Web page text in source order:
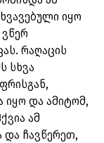
იყო
რაღაცის
სხვა
და ამიტომ,
ამ
და ჩავწერეთ,